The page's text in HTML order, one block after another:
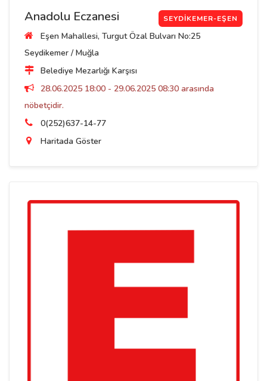
Anadolu Eczanesi SEYDIKEMER-EŞEN
Eşen Mahallesi, Turgut Özal Bulvarı No:25
Seydikemer / Muğla
Belediye Mezarlığı Karşısı
28.06.2025 18:00 - 29.06.2025 08:30 arasında
nöbetçidir.
0(252)637-14-77
Haritada Göster